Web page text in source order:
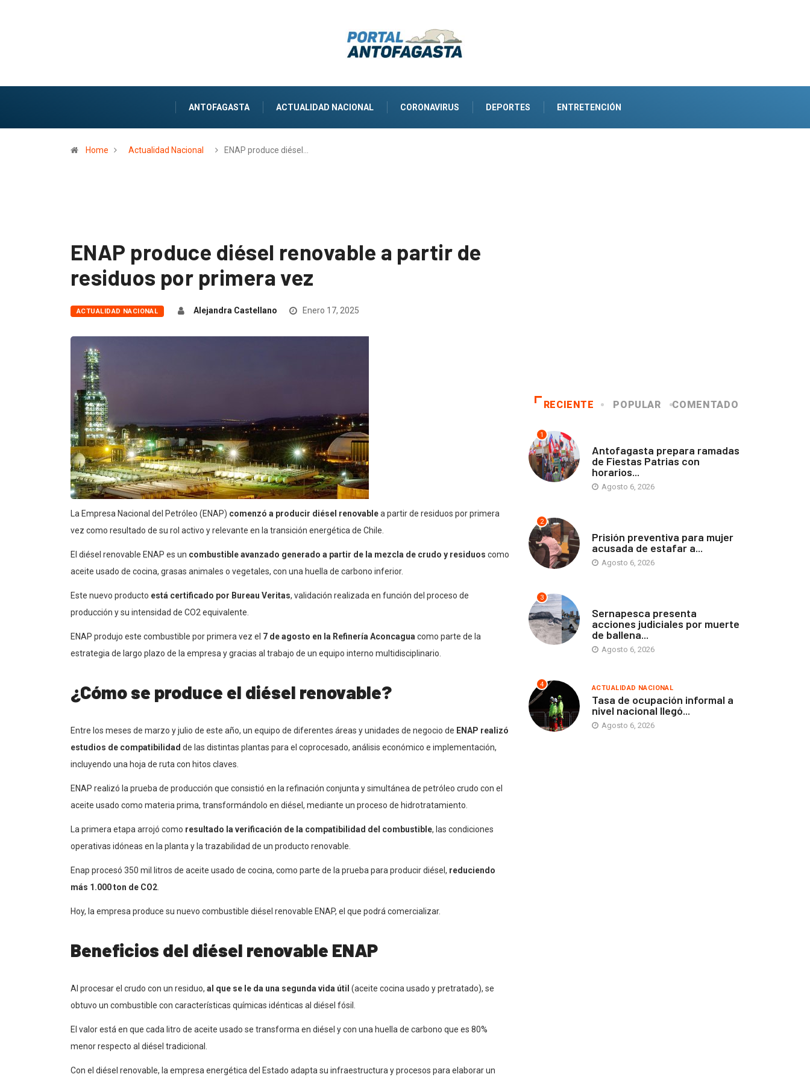
ANTOFAGASTA ACTUALIDAD NACIONAL CORONAVIRUS DEPORTES ENTRETENCIÓN
Home Actualidad Nacional ENAP produce diésel…
ENAP produce diésel renovable a partir de
residuos por primera vez
ACTUALIDAD NACIONAL Alejandra Castellano Enero 17, 2025
La Empresa Nacional del Petróleo (ENAP) comenzó a producir diésel renovablea partir de residuos por primera
vez como resultado de su rol activo y relevante en la transición energética de Chile.
El diésel renovable ENAP es un combustible avanzado generado a partir de la mezcla de crudo y residuos como
aceite usado de cocina, grasas animales o vegetales, con una huella de carbono inferior.
Este nuevo producto está certificado por Bureau Veritas, validación realizada en función del proceso de
producción y su intensidad de CO2 equivalente.
ENAP produjo este combustible por primera vez el 7 de agosto en la Refinería Aconcagua como parte de la
estrategia de largo plazo de la empresa y gracias al trabajo de un equipo interno multidisciplinario.
¿Cómo se produce el diésel renovable?
Entre los meses de marzo y julio de este año, un equipo de diferentes áreas y unidades de negocio de ENAP realizó
estudios de compatibilidad de las distintas plantas para el coprocesado, análisis económico e implementación,
incluyendo una hoja de ruta con hitos claves.
ENAP realizó la prueba de producción que consistió en la refinación conjunta y simultánea de petróleo crudo con el
aceite usado como materia prima, transformándolo en diésel, mediante un proceso de hidrotratamiento.
La primera etapa arrojó como resultado la verificación de la compatibilidad del combustible, las condiciones
operativas idóneas en la planta y la trazabilidad de un producto renovable.
Enap procesó 350 mil litros de aceite usado de cocina, como parte de la prueba para producir diésel, reduciendo
más 1.000 ton de CO2
Hoy, la empresa produce su nuevo combustible diésel renovable ENAP, el que podrá comercializar.
Beneficios del diésel renovable ENAP
Al procesar el crudo con un residuo, al que se le da una segunda vida útil (aceite cocina usado y pretratado), se
obtuvo un combustible con características químicas idénticas al diésel fósil.
El valor está en que cada litro de aceite usado se transforma en diésel y con una huella de carbono que es 80%
menor respecto al diésel tradicional.
Con el diésel renovable, la empresa energética del Estado adapta su infraestructura y procesos para elaborar un
RECIENTE POPULAR COMENTADO
1
Antofagasta prepara ramadas
de Fiestas Patrias con
horarios...
Agosto 6, 2026
2
Prisión preventiva para mujer
acusada de estafar a...
Agosto 6, 2026
3
Sernapesca presenta
acciones judiciales por muerte
de ballena...
Agosto 6, 2026
4 ACTUALIDAD NACIONAL
Tasa de ocupación informal a
nivel nacional llegó...
Agosto 6, 2026